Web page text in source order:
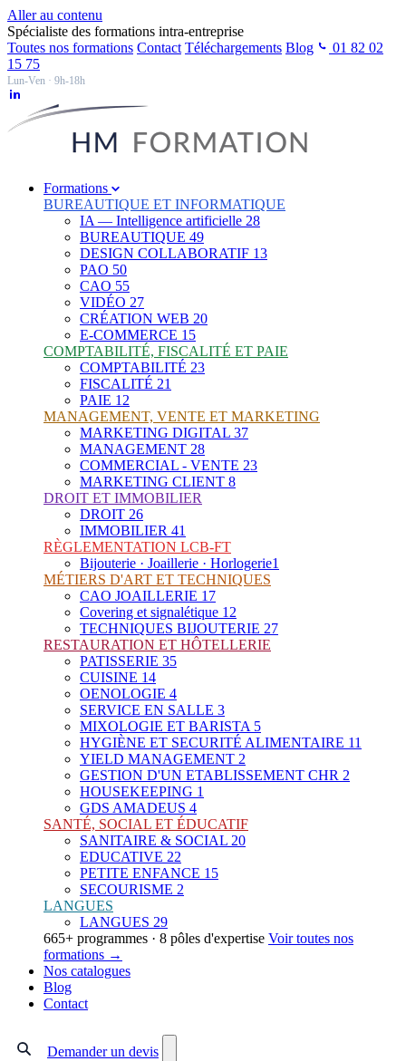
Aller au contenu
Spécialiste des formations intra-entreprise
Toutes nos formations Contact Téléchargements Blog
01 82 02
15 75
Lun-Ven · 9h-18h
Formations
BUREAUTIQUE ET INFORMATIQUE
IA — Intelligence artificielle 28
BUREAUTIQUE 49
DESIGN COLLABORATIF 13
PAO 50
CAO 55
VIDÉO 27
CRÉATION WEB 20
E-COMMERCE 15
COMPTABILITÉ, FISCALITÉ ET PAIE
COMPTABILITÉ 23
FISCALITÉ 21
PAIE 12
MANAGEMENT, VENTE ET MARKETING
MARKETING DIGITAL 37
MANAGEMENT 28
COMMERCIAL - VENTE 23
MARKETING CLIENT 8
DROIT ET IMMOBILIER
DROIT 26
IMMOBILIER 41
RÈGLEMENTATION LCB-FT
Bijouterie · Joaillerie · Horlogerie1
MÉTIERS D'ART ET TECHNIQUES
CAO JOAILLERIE 17
Covering et signalétique 12
TECHNIQUES BIJOUTERIE 27
RESTAURATION ET HÔTELLERIE
PATISSERIE 35
CUISINE 14
OENOLOGIE 4
SERVICE EN SALLE 3
MIXOLOGIE ET BARISTA 5
HYGIÈNE ET SECURITÉ ALIMENTAIRE 11
YIELD MANAGEMENT 2
GESTION D'UN ETABLISSEMENT CHR 2
HOUSEKEEPING 1
GDS AMADEUS 4
SANTÉ, SOCIAL ET ÉDUCATIF
SANITAIRE & SOCIAL 20
EDUCATIVE 22
PETITE ENFANCE 15
SECOURISME 2
LANGUES
LANGUES 29
665+ programmes · 8 pôles d'expertise Voir toutes nos
formations →
Nos catalogues
Blog
Contact
Demander un devis